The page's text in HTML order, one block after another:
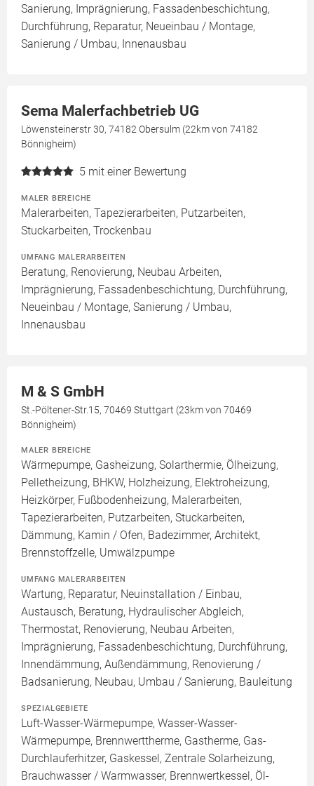
Sanierung, Imprägnierung, Fassadenbeschichtung,
Durchführung, Reparatur, Neueinbau / Montage,
Sanierung / Umbau, Innenausbau
Sema Malerfachbetrieb UG
Löwensteinerstr 30, 74182 Obersulm (22km von 74182
Bönnigheim)
5 mit einer Bewertung
MALER BEREICHE
Malerarbeiten, Tapezierarbeiten, Putzarbeiten,
Stuckarbeiten, Trockenbau
UMFANG MALERARBEITEN
Beratung, Renovierung, Neubau Arbeiten,
Imprägnierung, Fassadenbeschichtung, Durchführung,
Neueinbau / Montage, Sanierung / Umbau,
Innenausbau
M & S GmbH
St.-Pöltener-Str.15, 70469 Stuttgart (23km von 70469
Bönnigheim)
MALER BEREICHE
Wärmepumpe, Gasheizung, Solarthermie, Ölheizung,
Pelletheizung, BHKW, Holzheizung, Elektroheizung,
Heizkörper, Fußbodenheizung, Malerarbeiten,
Tapezierarbeiten, Putzarbeiten, Stuckarbeiten,
Dämmung, Kamin / Ofen, Badezimmer, Architekt,
Brennstoffzelle, Umwälzpumpe
UMFANG MALERARBEITEN
Wartung, Reparatur, Neuinstallation / Einbau,
Austausch, Beratung, Hydraulischer Abgleich,
Thermostat, Renovierung, Neubau Arbeiten,
Imprägnierung, Fassadenbeschichtung, Durchführung,
Innendämmung, Außendämmung, Renovierung /
Badsanierung, Neubau, Umbau / Sanierung, Bauleitung
SPEZIALGEBIETE
Luft-Wasser-Wärmepumpe, Wasser-Wasser-
Wärmepumpe, Brennwerttherme, Gastherme, Gas-
Durchlauferhitzer, Gaskessel, Zentrale Solarheizung,
Brauchwasser / Warmwasser, Brennwertkessel, Öl-